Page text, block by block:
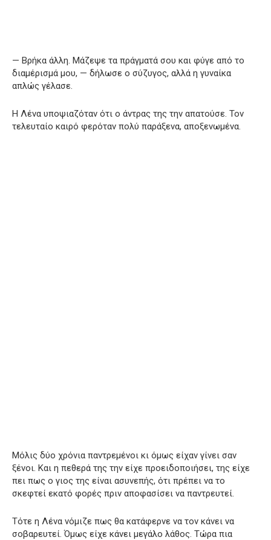
— Βρήκα άλλη. Μάζεψε τα πράγματά σου και φύγε από το
διαμέρισμά μου, — δήλωσε ο σύζυγος, αλλά η γυναίκα
απλώς γέλασε.
Η Λένα υποψιαζόταν ότι ο άντρας της την απατούσε. Τον
τελευταίο καιρό φερόταν πολύ παράξενα, αποξενωμένα.
Μόλις δύο χρόνια παντρεμένοι κι όμως είχαν γίνει σαν
ξένοι. Και η πεθερά της την είχε προειδοποιήσει, της είχε
πει πως ο γιος της είναι ασυνεπής, ότι πρέπει να το
σκεφτεί εκατό φορές πριν αποφασίσει να παντρευτεί.
Τότε η Λένα νόμιζε πως θα κατάφερνε να τον κάνει να
σοβαρευτεί. Όμως είχε κάνει μεγάλο λάθος. Τώρα πια